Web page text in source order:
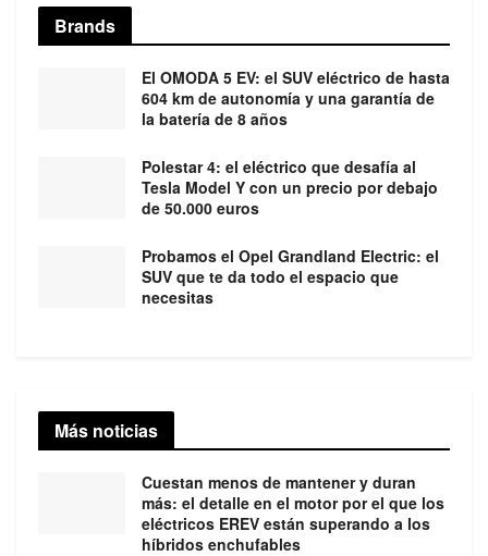
Brands
El OMODA 5 EV: el SUV eléctrico de hasta
604 km de autonomía y una garantía de
la batería de 8 años
Polestar 4: el eléctrico que desafía al
Tesla Model Y con un precio por debajo
de 50.000 euros
Probamos el Opel Grandland Electric: el
SUV que te da todo el espacio que
necesitas
Más noticias
Cuestan menos de mantener y duran
más: el detalle en el motor por el que los
eléctricos EREV están superando a los
híbridos enchufables